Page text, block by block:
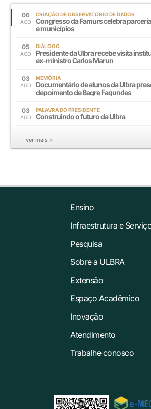
06
AGO
CRIAÇÃO DE OBSERVATÓRIO DE DADOS
Congresso da Famurs celebra
e municípios
05
AGO
DIÁLOGO
Presidente da Ulbra recebe visita
ex-ministro Carlos Marun
03
AGO
MEMÓRIA
Documentário de alunos da Ulbra
depoimento de Bagre Fagundes
03
AGO
PALAVRA DO PRESIDENTE
Construindo o futuro da Ulbra
ver mais »
Ensino
Infraestrutura e
Pesquisa
Sobre a ULBRA
Extensão
Espaço Acadêmico
Inovação
Atendimento
Trabalhe conosco